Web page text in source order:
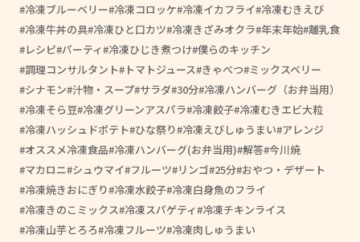
冷凍ブルーベリー 冷凍コロッケ 冷凍イカフライ 冷凍むきえび
冷凍牛丼の具 冷凍ひと口カツ 冷凍きざみオクラ 年末年始 離乳食
レシピ パーティ 冷凍ひじき煮つけ 僕らのキッチン
調理コンサルタント
トマトジュース きゃべつ ミックスベリー
シナモン 汁物・スープ サラダ 30分 冷凍ハンバーグ（お弁当用）
冷凍そら豆 冷凍グリーンアスパラ 冷凍餃子 冷凍むきエビ大粒
冷凍ハッシュドポテト ひな祭り 冷凍えびしゅうまい アレンジ
オススメ冷凍食品 冷凍ハンバーグ(お弁当用) 解答 今川焼
マカロニ シュウマイ フルーツ リンゴ 25分 おやつ・デザート
冷凍焼きおにぎり 冷凍水餃子 冷凍白身魚のフライ
冷凍きのこミックス 冷凍スパゲティ 冷凍チキンライス
冷凍山芋とろろ 冷凍フルーツ 冷凍肉しゅうまい